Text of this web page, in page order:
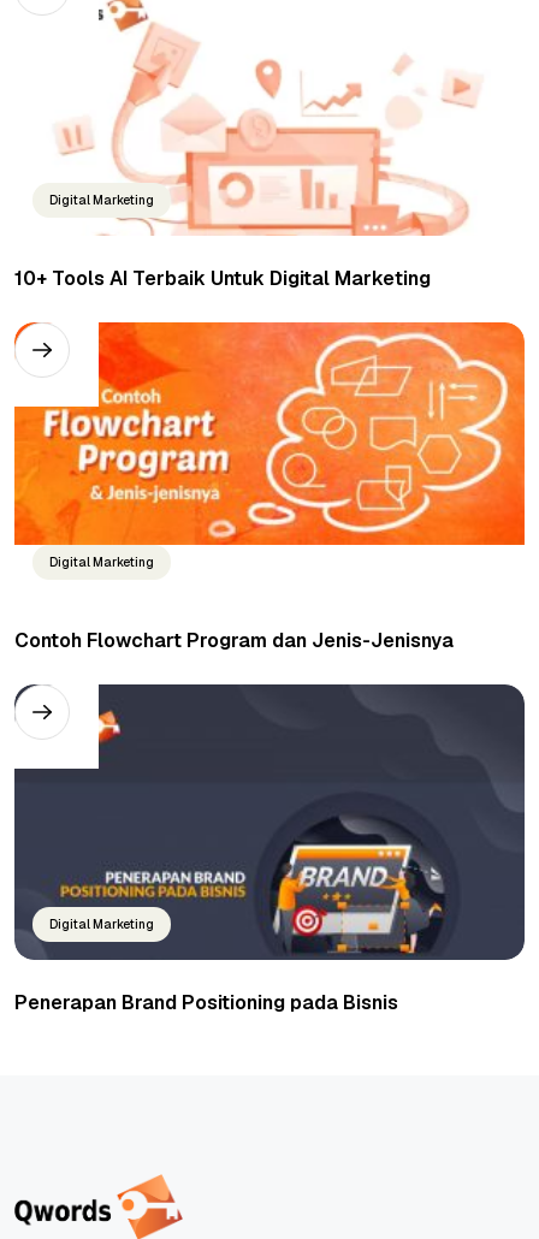
Digital Marketing
10+ Tools AI Terbaik Untuk Digital Marketing
Digital Marketing
Contoh Flowchart Program dan Jenis-Jenisnya
Digital Marketing
Penerapan Brand Positioning pada Bisnis